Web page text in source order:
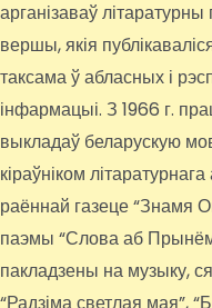
арганізаваў літаратурны
вершы, якія
таксама ў абласных і
інфармацыі. З 1966 г.
выкладаў беларускую
кіраўніком
раённай газеце “Знамя
паэмы “Слова аб
пакладзены на музыку,
“Радзіма светлая мая”,